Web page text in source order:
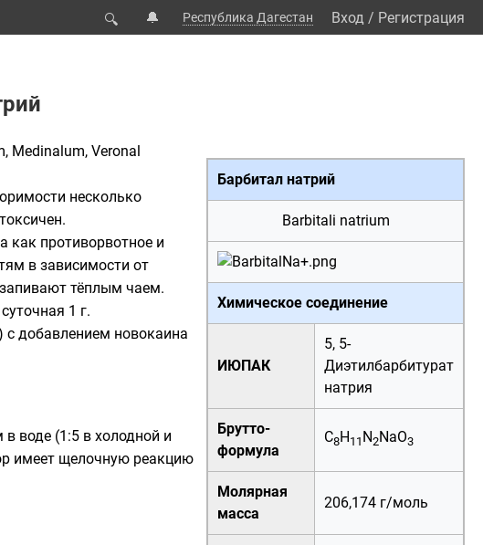
🔍 🔔 Республика Дагестан Вход / Регистрация
Барбитал натрий
Barbitali natrium
Химическое соединение
ИЮПАК
5, 5-
Диэтилбарбитурат
натрия
Брутто-
формула
C8H11 N2NaO3
Молярная
масса
206,174 г/моль
Medinalum, Veronal
несколько
как противорвотное и
в зависимости от
тёплым чаем.
1 г.
добавлением новокаина
воде (1:5 в холодной и
имеет щелочную реакцию